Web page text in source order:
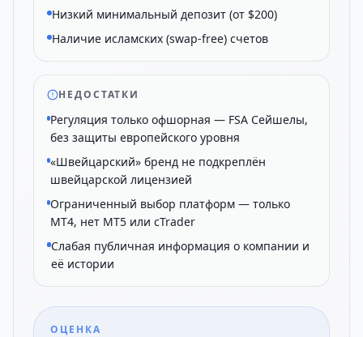
Низкий минимальный депозит (от $200)
Наличие исламских (swap-free) счетов
НЕДОСТАТКИ
Регуляция только офшорная — FSA Сейшелы,
без защиты европейского уровня
«Швейцарский» бренд не подкреплён
швейцарской лицензией
Ограниченный выбор платформ — только
MT4, нет MT5 или cTrader
Слабая публичная информация о компании и
её истории
ОЦЕНКА